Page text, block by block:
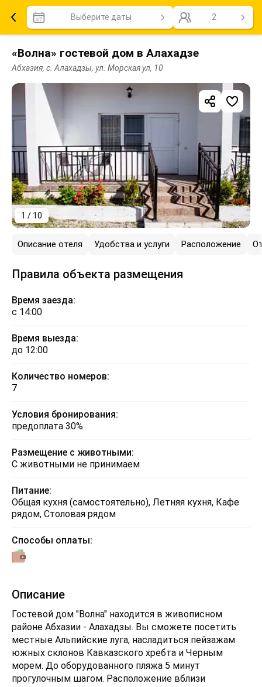
Выберите даты 2
«Волна» гостевой дом в Алахадзе
Абхазия, с. Алахадзы, ул. Морская ул, 10
1 / 10
Описание отеля Удобства и услуги Расположение
Правила объекта размещения
Время заезда:
с 14:00
Время выезда:
до 12:00
Количество номеров:
7
Условия бронирования:
предоплата 30%
Размещение с животными:
С животными не принимаем
Питание:
Общая кухня (самостоятельно), Летняя кухня, Кафе
рядом, Столовая рядом
Способы оплаты:
Описание
Гостевой дом "Волна" находится в живописном
районе Абхазии - Алахадзы. Вы сможете посетить
местные Альпийские луга, насладиться пейзажам
южных склонов Кавказского хребта и Черным
морем. До оборудованного пляжа 5 минут
прогулочным шагом. Расположение вблизи